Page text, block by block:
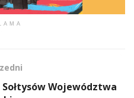
Województwa